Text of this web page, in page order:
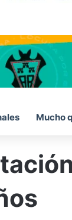
Mucho